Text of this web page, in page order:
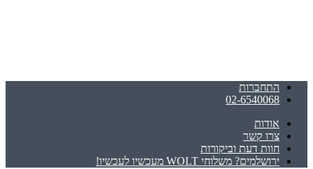
התחברות
02-6540068
אודות
צרו קשר
חוות דעת וביקורות
ירושלמים? משלוחי WOLT מעכשיו לעכשיו!